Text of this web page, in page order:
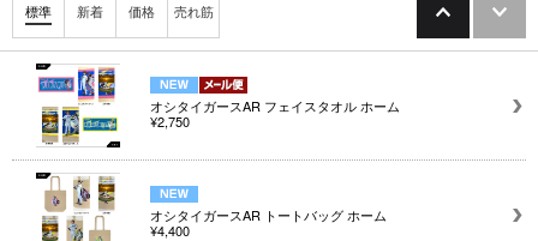
標準 新着 価格 売れ筋
オシタイガースAR フェイスタオル ホーム
¥2,750
オシタイガースAR トートバッグ ホーム
¥4,400